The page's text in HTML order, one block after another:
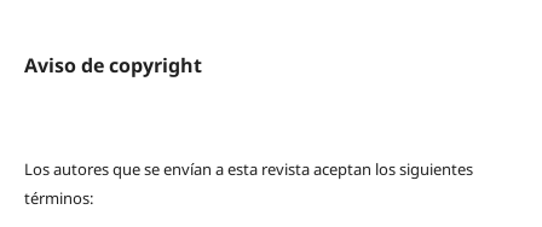
Aviso de copyright
Los autores que se envían a esta revista aceptan los siguientes
términos: